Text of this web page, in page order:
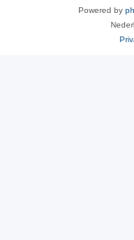
Powered by